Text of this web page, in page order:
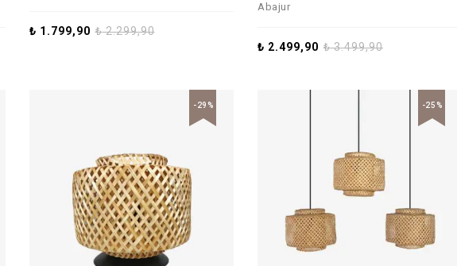
₺2.299,90
₺ 1.799,90
Abajur
₺3.499,90
₺ 2.499,90
-29% -25%